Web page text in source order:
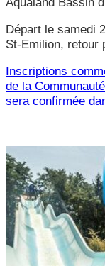
Départ le samedi
St-Emilion, retour
Inscriptions
de la
sera confirmée